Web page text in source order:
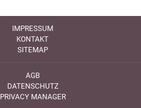
IMPRESSUM
KONTAKT
SITEMAP
AGB
DATENSCHUTZ
PRIVACY MANAGER